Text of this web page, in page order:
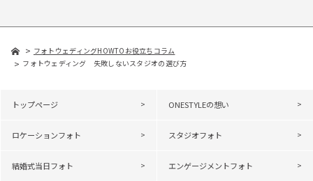
フォトウェディングHOWTOお役立ちコラム
フォトウェディング 失敗しないスタジオの選び方
トップページ ONESTYLEの想い
ロケーションフォト スタジオフォト
結婚式当日フォト エンゲージメントフォト